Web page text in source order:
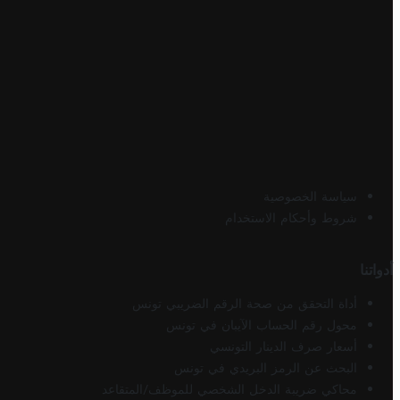
سياسة الخصوصية
شروط وأحكام الاستخدام
أدواتنا
أداة التحقق من صحة الرقم الضريبي تونس
محول رقم الحساب الآيبان في تونس
أسعار صرف الدينار التونسي
البحث عن الرمز البريدي في تونس
محاكي ضريبة الدخل الشخصي للموظف/المتقاعد